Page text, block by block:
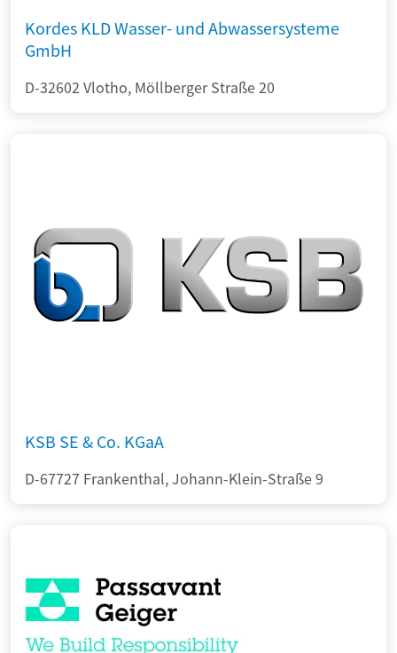
Kordes KLD Wasser- und Abwassersysteme
GmbH
D-32602 Vlotho, Möllberger Straße 20
KSB SE & Co. KGaA
D-67727 Frankenthal, Johann-Klein-Straße 9